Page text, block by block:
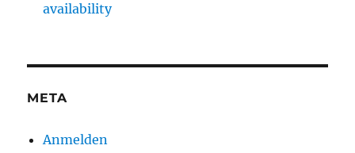
availability
META
Anmelden